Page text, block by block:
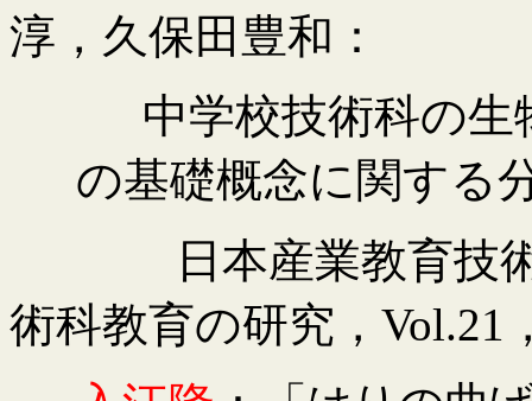
淳，久保田豊和：
中学校技術科の
の基礎概念に関する
日本産業教育
術科教育の研究， Vol.21